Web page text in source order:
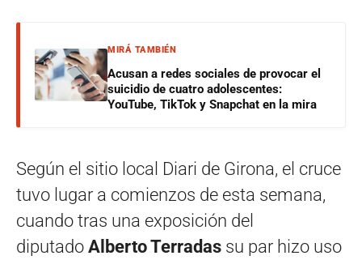
MIRÁ TAMBIÉN
Acusan a redes sociales de provocar el
suicidio de cuatro adolescentes:
YouTube, TikTok y Snapchat en la mira
Según el sitio local Diari de Girona, el cruce
tuvo lugar a comienzos de esta semana,
cuando tras una exposición del
diputado Alberto Terradas su par hizo uso